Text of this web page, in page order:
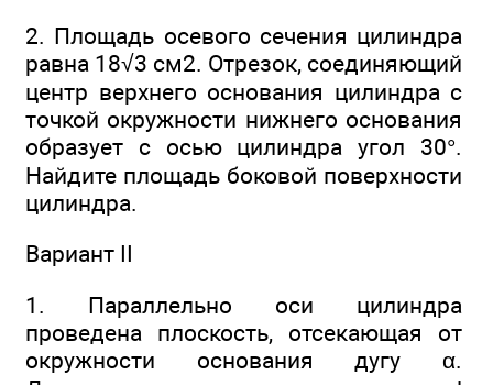
2. Площадь осевого сечения цилиндра
равна 18√3 см2. Отрезок, соединяющий
центр верхнего основания цилиндра с
точкой окружности нижнего основания
образует с осью цилиндра угол 30°.
Найдите площадь боковой поверхности
цилиндра.
Вариант II
1. Параллельно оси цилиндра
проведена плоскость, отсекающая от
окружности основания дугу α.